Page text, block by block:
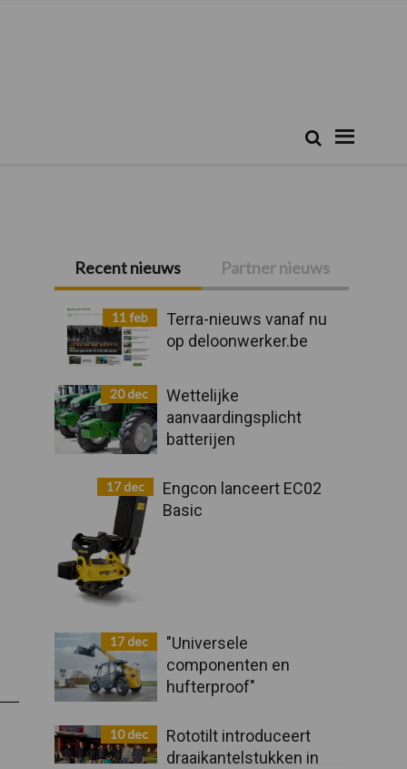
Zoek
Primaire
Sidebar
Recent nieuws Partner nieuws
11 feb
Terra-nieuws vanaf nu
op deloonwerker.be
20 dec
Wettelijke
aanvaardingsplicht
batterijen
17 dec
Engcon lanceert EC02
Basic
17 dec
"Universele
componenten en
hufterproof"
10 dec
Rototilt introduceert
draaikantelstukken in